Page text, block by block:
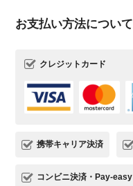
お支払い方法について
クレジットカード
携帯キャリア決済
コンビニ決済・Pay-easy